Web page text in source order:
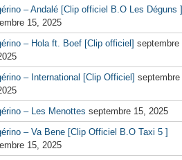
– Andalé [Clip officiel B.O Les Déguns ]
15, 2025
– Hola ft. Boef [Clip officiel] septembre
– International [Clip Officiel] septembre
– Les Menottes septembre 15, 2025
– Va Bene [Clip Officiel B.O Taxi 5 ]
15, 2025